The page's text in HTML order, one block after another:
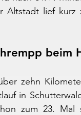
Altstadt lief
beim
zehn
in
zum 23. Mal